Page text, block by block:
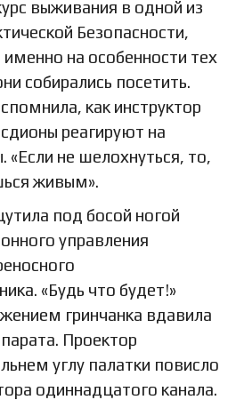
выживания в одной из
Безопасности,
на особенности тех
собирались посетить.
как инструктор
реагируют на
не шелохнуться, то,
живым».
под босой ногой
управления
«Будь что будет!»
гринчанка вдавила
Проектор
углу палатки повисло
одиннадцатого канала.